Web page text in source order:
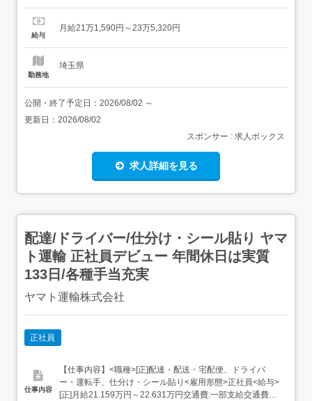
(月上限5万円)昇給年1回賞与年2回(7月/12月 賞与4.5ヶ月実
デル月収・年収<さいたま市内勤務>30歳/残業25H/扶...
給与
月給21万1,590円～23万5,320円
勤務地
埼玉県
公開・終了予定日： 2026/08/02 ～
更新日： 2026/08/02
スポンサー : 求人ボックス
求人詳細を見る
配達/ドライバー/仕分け・シール貼り ヤマ
ト運輸 正社員デビュー 年間休日は実質
133日/各種手当充実
ヤマト運輸株式会社
正社員
仕事内容
【仕事内容】<職種>[正]配達・配送・宅配便、ドライバ
ー・運転手、仕分け・シール貼り<雇用形態>正社員<給与>
[正]月給21.159万円～22.631万円交通費:一部支給交通費